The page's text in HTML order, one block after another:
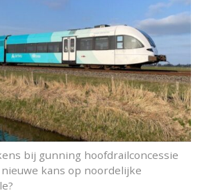
bij gunning hoofdrailconcessie
kans op noordelijke